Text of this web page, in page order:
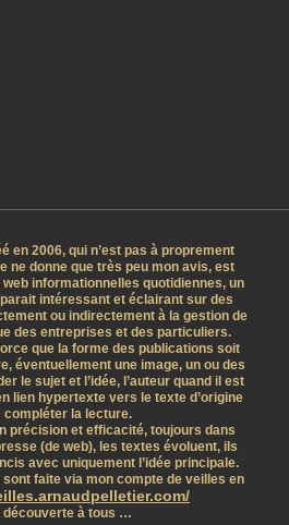
en 2006, qui n’est pas à proprement
ne donne que très peu mon avis, est
informationnelles quotidiennes, un
intéressant et éclairant sur des
ou indirectement à la gestion de
des entreprises et des particuliers.
que la forme des publications soit
éventuellement une image, un ou des
le sujet et l’idée, l’auteur quand il est
lien hypertexte vers le texte d’origine
compléter la lecture.
précision et efficacité, toujours dans
(de web), les textes évoluent, ils
avec uniquement l’idée principale.
sont faite via mon compte de veilles en
découverte à tous …